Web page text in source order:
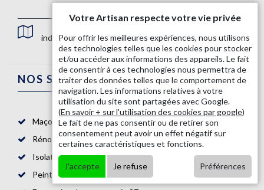
indisponible
NOS SERVICES
Maçon 87
Rénovation salle de bain 87
Isolation mur intérieur 87
Peintre intérieur 87
Votre Artisan respecte votre vie privée
Pour offrir les meilleures expériences, nous utilisons
des technologies telles que les cookies pour stocker
et/ou accéder aux informations des appareils. Le fait
de consentir à ces technologies nous permettra de
traiter des données telles que le comportement de
navigation. Les informations relatives à votre
utilisation du site sont partagées avec Google.
(En savoir + sur l'utilisation des cookies par google)
Le fait de ne pas consentir ou de retirer son
consentement peut avoir un effet négatif sur
certaines caractéristiques et fonctions.
J'accepte Je refuse Préférences